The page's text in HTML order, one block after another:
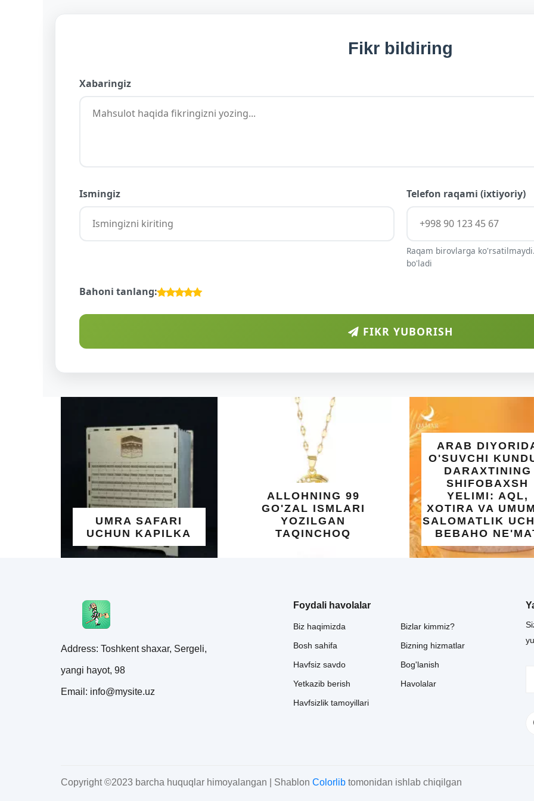
Fikr bildiring
Xabaringiz
Ismingiz Telefon raqami (ixtiyoriy)
Raqam birovlarga
bo'ladi
Bahoni tanlang:
FIKR YUBORISH
UMRA SAFARI
UCHUN KAPILKA
ALLOHNING 99
GO'ZAL ISMLARI
YOZILGAN
TAQINCHOQ
ARAB DIYORIDA
O'SUVCHI KUNDUR
DARAXTINING
SHIFOBAXSH
YELIMI: AQL,
XOTIRA VA UMUMIY
SALOMATLIK UCHUN
BEBAHO NE'MAT
Address: Toshkent shaxar, Sergeli,
yangi hayot, 98
Email: info@mysite.uz
Foydali havolalar
Biz haqimizda
Bosh sahifa
Havfsiz savdo
Yetkazib berish
Havfsizlik tamoyillari
Bizlar kimmiz?
Bizning hizmatlar
Bog'lanish
Havolalar
Copyright ©2023 barcha huquqlar himoyalangan | Shablon Colorlib tomonidan ishlab chiqilgan